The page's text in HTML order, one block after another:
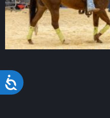
Acessibilidade